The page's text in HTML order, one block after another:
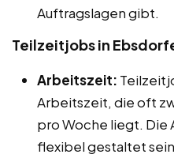
Auftragslagen gibt.
Teilzeitjobs in
Arbeitszeit:
Arbeitszeit, die oft
pro Woche liegt.
flexibel gestaltet